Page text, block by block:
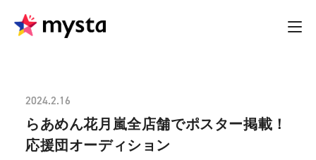
2024.2.16
らあめん花月嵐全店舗でポスター掲載！
応援団オーディション